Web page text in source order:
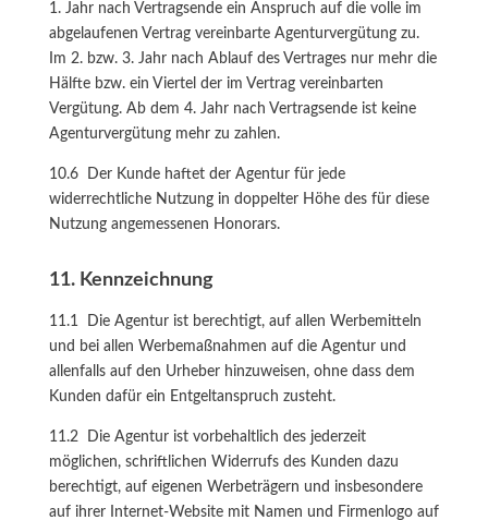
1. Jahr nach Vertragsende ein Anspruch auf die volle im
abgelaufenen Vertrag vereinbarte Agenturvergütung zu.
Im 2. bzw. 3. Jahr nach Ablauf des Vertrages nur mehr die
Hälfte bzw. ein Viertel der im Vertrag vereinbarten
Vergütung. Ab dem 4. Jahr nach Vertragsende ist keine
Agenturvergütung mehr zu zahlen.
10.6 Der Kunde haftet der Agentur für jede
widerrechtliche Nutzung in doppelter Höhe des für diese
Nutzung angemessenen Honorars.
11. Kennzeichnung
11.1 Die Agentur ist berechtigt, auf allen Werbemitteln
und bei allen Werbemaßnahmen auf die Agentur und
allenfalls auf den Urheber hinzuweisen, ohne dass dem
Kunden dafür ein Entgeltanspruch zusteht.
11.2 Die Agentur ist vorbehaltlich des jederzeit
möglichen, schriftlichen Widerrufs des Kunden dazu
berechtigt, auf eigenen Werbeträgern und insbesondere
auf ihrer Internet-Website mit Namen und Firmenlogo auf